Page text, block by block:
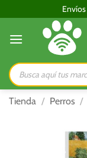
al
contenido
Envíos
Búsqueda
de
productos
Tienda / Perros /